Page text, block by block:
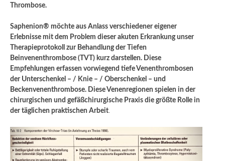
Thrombose.
Saphenion® möchte aus Anlass verschiedener eigener
Erlebnisse mit dem Problem dieser akuten Erkrankung unser
Therapieprotokoll zur Behandlung der Tiefen
Beinvenenthrombose (TVT) kurz darstellen. Diese
Empfehlungen erfassen vorwiegend tiefe Venenthrombosen
der Unterschenkel – / Knie – / Oberschenkel – und
Beckenvenenthrombose. Diese Venenregionen spielen in der
chirurgischen und gefäßchirurgische Praxis die größte Rolle in
der täglichen praktischen Arbeit.